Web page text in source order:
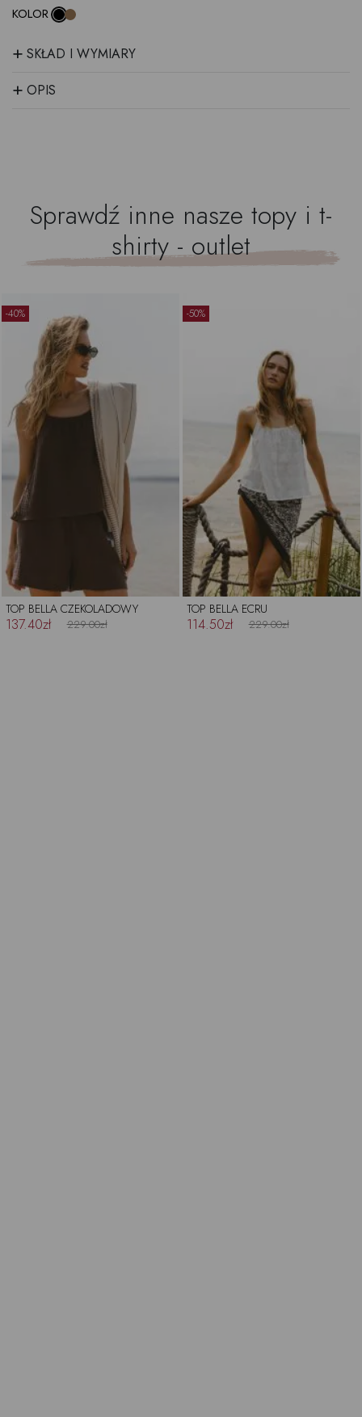
KOLOR
+ SKŁAD I WYMIARY
+ OPIS
Sprawdź inne nasze topy i t-
shirty - outlet
TOP BELLA CZEKOLADOWY
137.40zł 229.00zł
-40%
TOP BELLA ECRU
114.50zł 229.00zł
-50%